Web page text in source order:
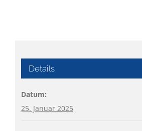
Details
Datum:
25. Januar 2025